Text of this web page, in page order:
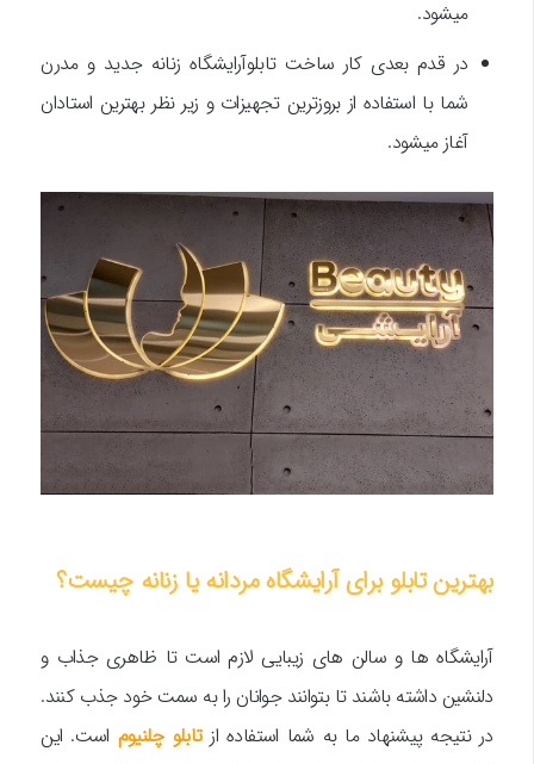
میشود.
در قدم بعدی کار ساخت تابلو‌آرایشگاه زنانه جدید و مدرن
شما با استفاده از بروزترین تجهیزات و زیر نظر بهترین استادان
آغاز میشود.
بهترین تابلو برای آرایشگاه مردانه یا زنانه چیست؟
آرایشگاه ها و سالن های زیبایی لازم است تا ظاهری جذاب و
دلنشین داشته باشند تا بتوانند جوانان را به سمت خود جذب کنند.
در نتیجه پیشنهاد ما به شما استفاده ازتابلو چلنیوم است. این